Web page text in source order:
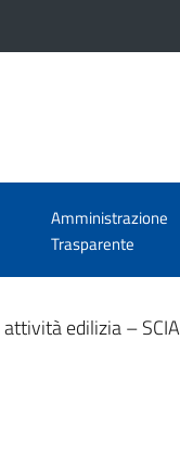
Amministrazione
Trasparente
edilizia – SCIA